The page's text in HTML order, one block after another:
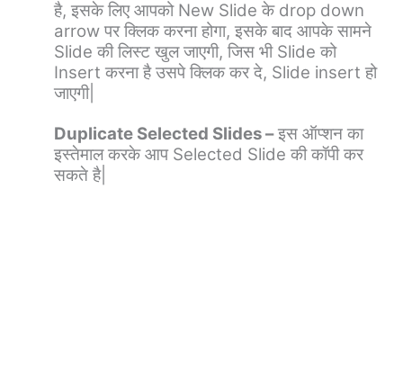
है, इसके लिए आपको New Slide के drop down
arrow पर क्लिक करना होगा, इसके बाद आपके सामने
Slide की लिस्ट खुल जाएगी, जिस भी Slide को
Insert करना है उसपे क्लिक कर दे, Slide insert हो
जाएगी|
Duplicate Selected Slides –इस ऑप्शन का
इस्तेमाल करके आप Selected Slide की कॉपी कर
सकते है|